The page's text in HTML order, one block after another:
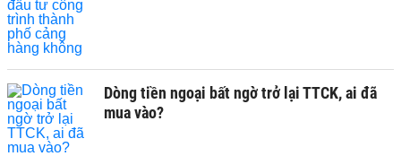
Dòng tiền ngoại bất ngờ trở lại TTCK, ai đã
mua vào?